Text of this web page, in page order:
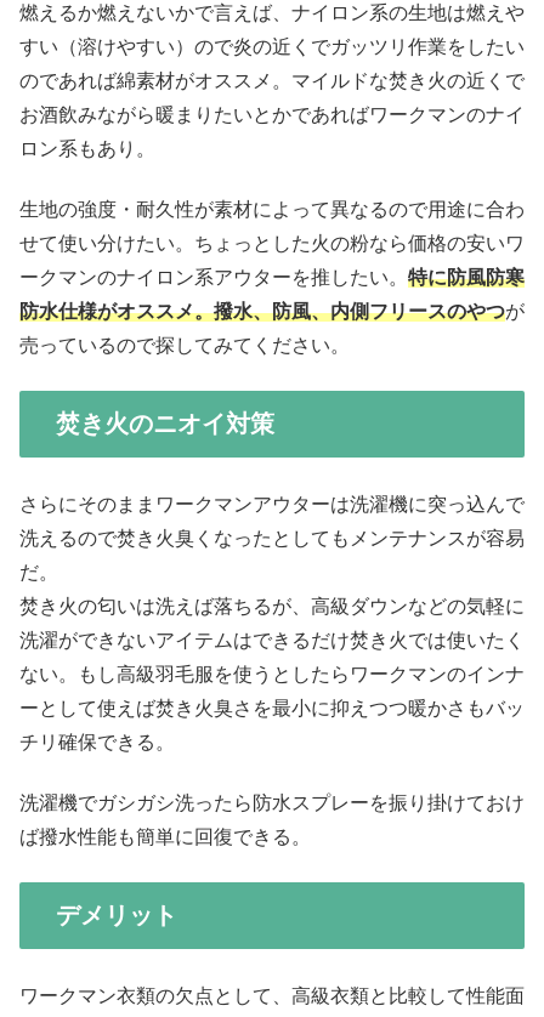
燃えるか燃えないかで言えば、ナイロン系の生地は燃えや
すい（溶けやすい）ので炎の近くでガッツリ作業をしたい
のであれば綿素材がオススメ。マイルドな焚き火の近くで
お酒飲みながら暖まりたいとかであればワークマンのナイ
ロン系もあり。
生地の強度・耐久性が素材によって異なるので用途に合わ
せて使い分けたい。ちょっとした火の粉なら価格の安いワ
ークマンのナイロン系アウターを推したい。 特に防風防寒
防水仕様がオススメ。撥水、防風、内側フリースのやつが
売っているので探してみてください。
焚き火のニオイ対策
さらにそのままワークマンアウターは洗濯機に突っ込んで
洗えるので焚き火臭くなったとしてもメンテナンスが容易
だ。
焚き火の匂いは洗えば落ちるが、高級ダウンなどの気軽に
洗濯ができないアイテムはできるだけ焚き火では使いたく
ない。もし高級羽毛服を使うとしたらワークマンのインナ
ーとして使えば焚き火臭さを最小に抑えつつ暖かさもバッ
チリ確保できる。
洗濯機でガシガシ洗ったら防水スプレーを振り掛けておけ
ば撥水性能も簡単に回復できる。
デメリット
ワークマン衣類の欠点として、高級衣類と比較して性能面